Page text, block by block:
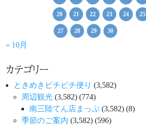
20 21 22 23 24 25
27 28 29 30
« 10月
カテゴリー
ときめきピチピチ便り (3,582)
周辺観光 (3,582) (774)
南三陸てん店まっぷ (3,582) (8)
季節のご案内 (3,582) (596)